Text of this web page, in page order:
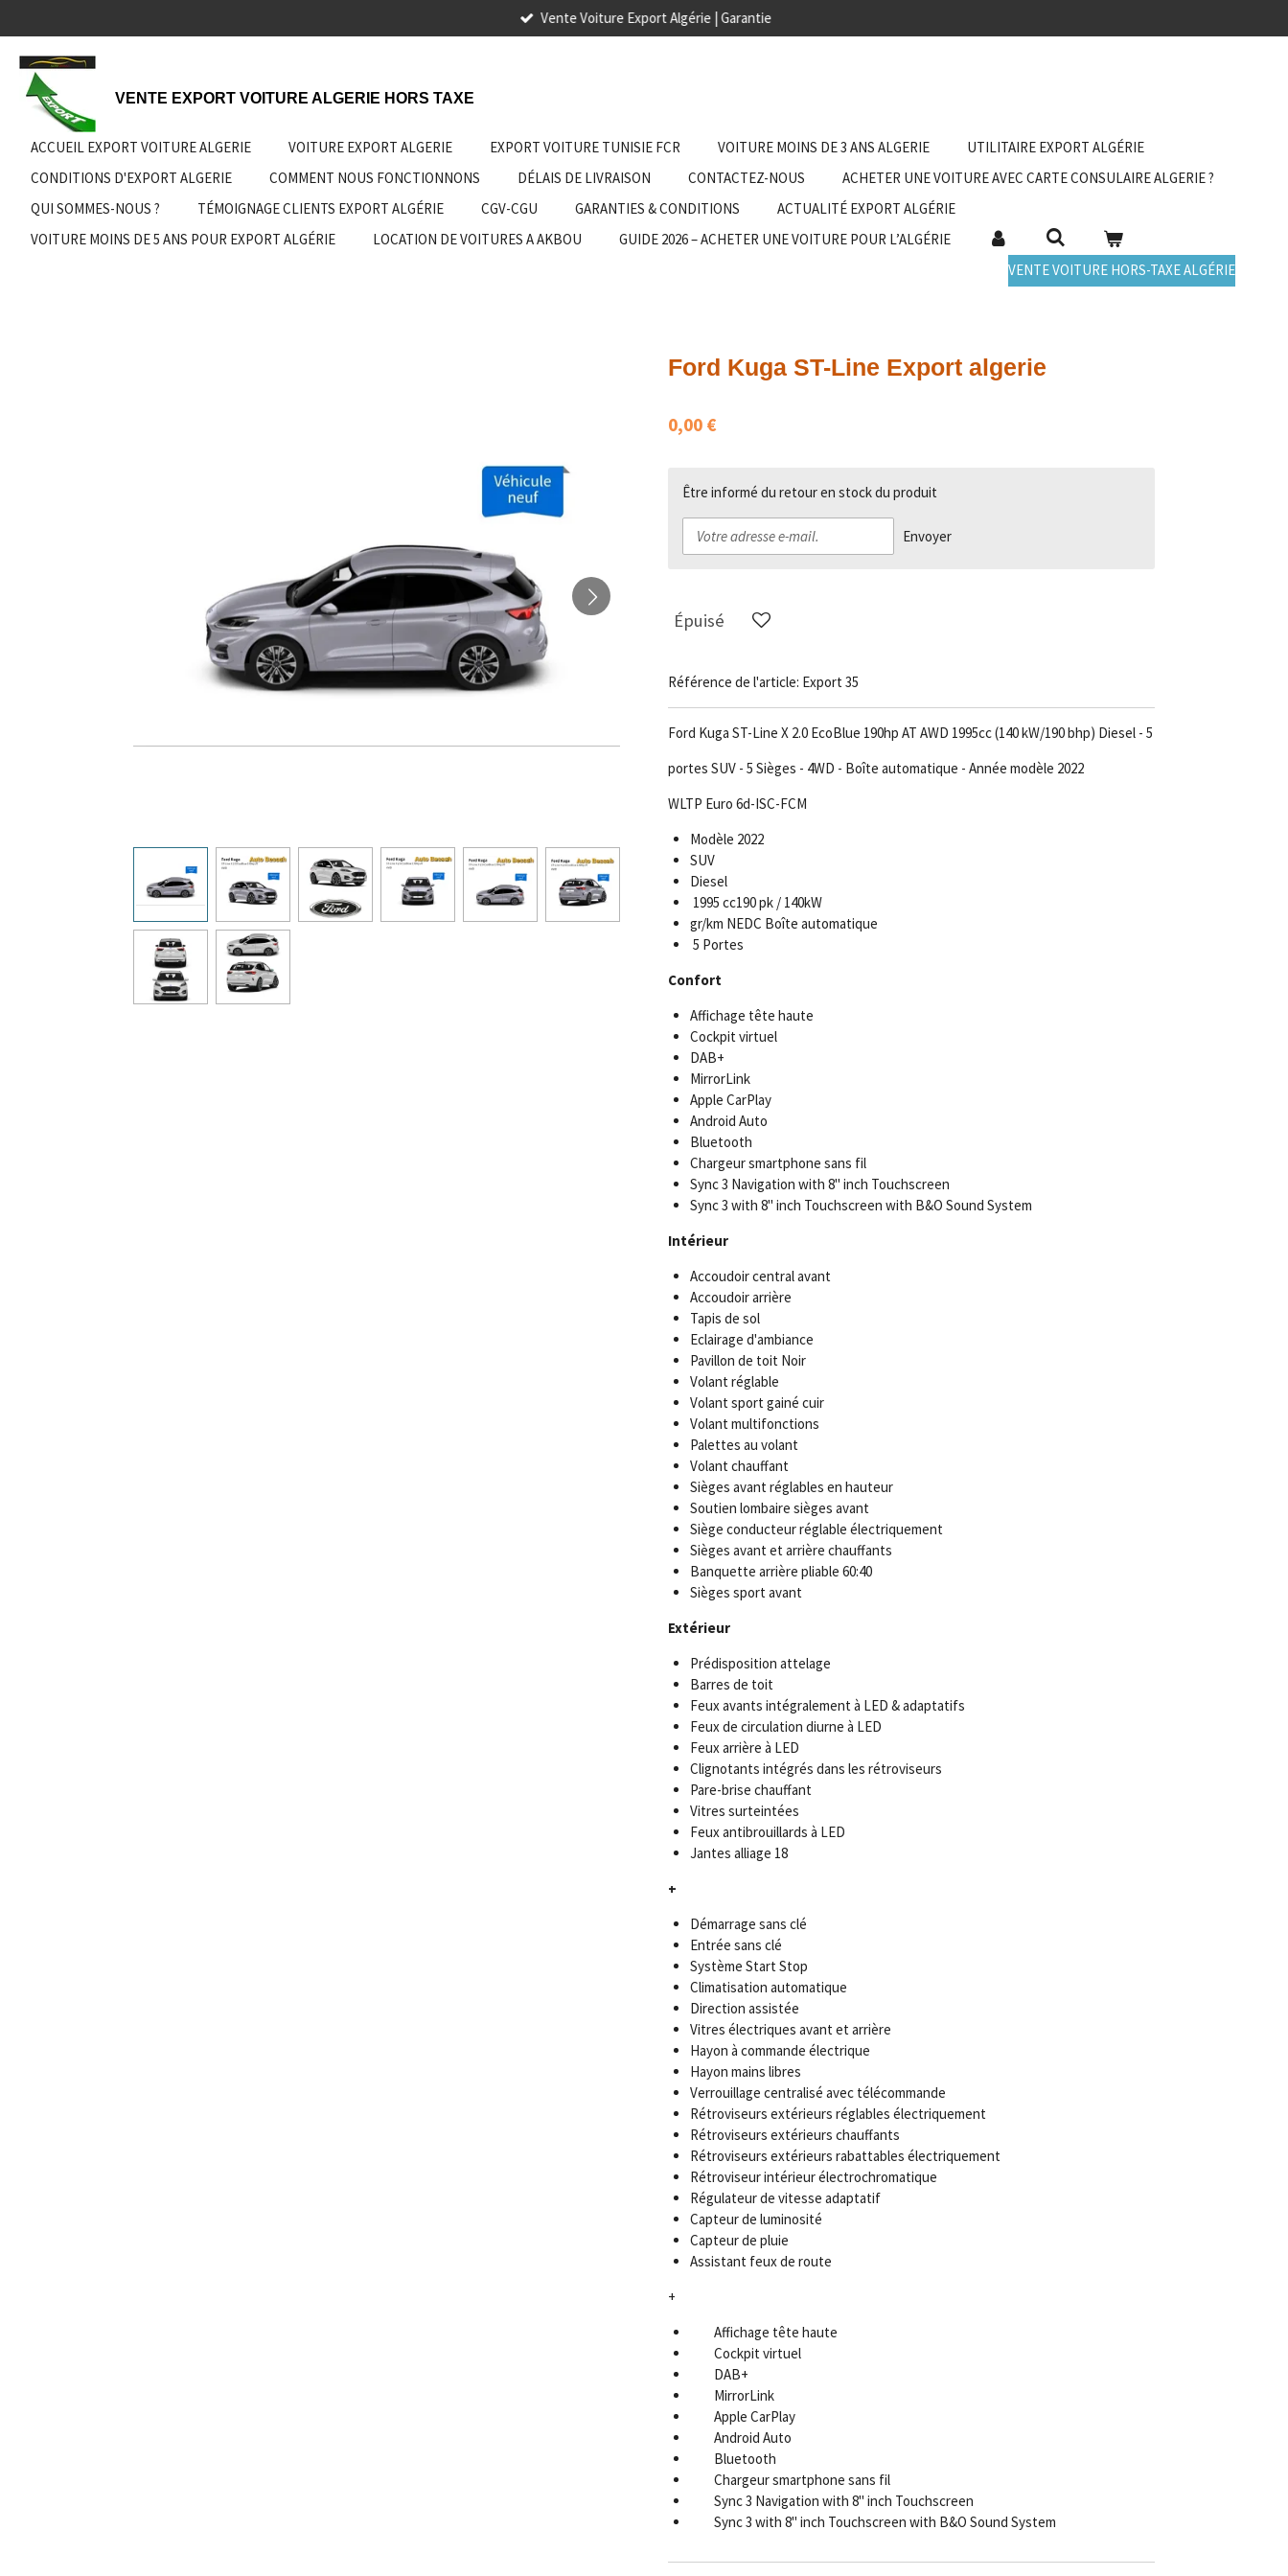
au
contenu
principal
Vente Voiture Export Algérie | Garantie
VENTE EXPORT VOITURE ALGERIE HORS TAXE
ACCUEIL EXPORT VOITURE ALGERIE VOITURE EXPORT ALGERIE EXPORT VOITURE TUNISIE FCR VOITURE MOINS DE 3 ANS ALGERIE
UTILITAIRE EXPORT ALGÉRIE
CONDITIONS D'EXPORT ALGERIE
COMMENT NOUS FONCTIONNONS DÉLAIS DE LIVRAISON CONTACTEZ-NOUS
ACHETER UNE VOITURE AVEC CARTE CONSULAIRE ALGERIE ?
QUI SOMMES-NOUS ?
TÉMOIGNAGE CLIENTS EXPORT ALGÉRIE CGV-CGU GARANTIES & CONDITIONS
ACTUALITÉ EXPORT ALGÉRIE
VOITURE MOINS DE 5 ANS POUR EXPORT ALGÉRIE
LOCATION DE VOITURES A AKBOU
GUIDE 2026 – ACHETER UNE VOITURE POUR L’ALGÉRIE
VENTE VOITURE HORS-TAXE ALGÉRIE
Ford Kuga ST-Line Export algerie
0,00 €
Être informé du retour en stock du produit
Envoyer
Épuisé
Référence de l'article: Export 35
Ford Kuga ST-Line X 2.0 EcoBlue 190hp AT AWD 1995cc (140 kW/190 bhp) Diesel - 5
portes SUV - 5 Sièges - 4WD - Boîte automatique - Année modèle 2022
WLTP Euro 6d-ISC-FCM
Modèle 2022
SUV
Diesel
1995 cc190 pk / 140kW
gr/km NEDC Boîte automatique
5 Portes
Confort
Affichage tête haute
Cockpit virtuel
DAB+
MirrorLink
Apple CarPlay
Android Auto
Bluetooth
Chargeur smartphone sans fil
Sync 3 Navigation with 8" inch Touchscreen
Sync 3 with 8" inch Touchscreen with B&O Sound System
Intérieur
Accoudoir central avant
Accoudoir arrière
Tapis de sol
Eclairage d'ambiance
Pavillon de toit Noir
Volant réglable
Volant sport gainé cuir
Volant multifonctions
Palettes au volant
Volant chauffant
Sièges avant réglables en hauteur
Soutien lombaire sièges avant
Siège conducteur réglable électriquement
Sièges avant et arrière chauffants
Banquette arrière pliable 60:40
Sièges sport avant
Extérieur
Prédisposition attelage
Barres de toit
Feux avants intégralement à LED & adaptatifs
Feux de circulation diurne à LED
Feux arrière à LED
Clignotants intégrés dans les rétroviseurs
Pare-brise chauffant
Vitres surteintées
Feux antibrouillards à LED
Jantes alliage 18
+
Démarrage sans clé
Entrée sans clé
Système Start Stop
Climatisation automatique
Direction assistée
Vitres électriques avant et arrière
Hayon à commande électrique
Hayon mains libres
Verrouillage centralisé avec télécommande
Rétroviseurs extérieurs réglables électriquement
Rétroviseurs extérieurs chauffants
Rétroviseurs extérieurs rabattables électriquement
Rétroviseur intérieur électrochromatique
Régulateur de vitesse adaptatif
Capteur de luminosité
Capteur de pluie
Assistant feux de route
+
Affichage tête haute
Cockpit virtuel
DAB+
MirrorLink
Apple CarPlay
Android Auto
Bluetooth
Chargeur smartphone sans fil
Sync 3 Navigation with 8" inch Touchscreen
Sync 3 with 8" inch Touchscreen with B&O Sound System